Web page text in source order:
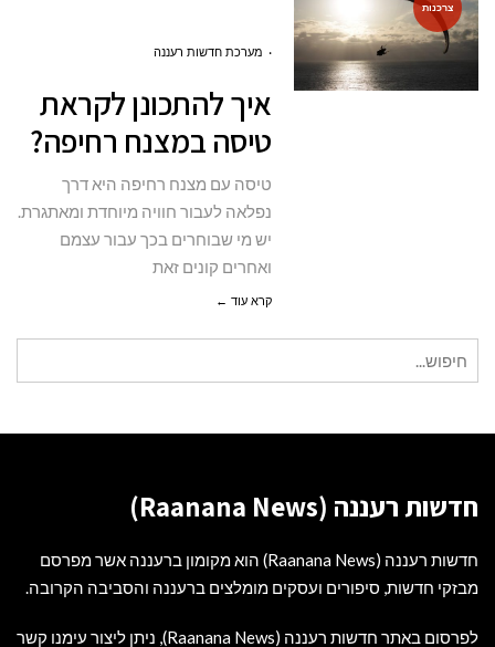
צרכנות
טיסה
במצנח
מערכת חדשות רעננה
איך להתכונן לקראת
טיסה במצנח רחיפה?
טיסה עם מצנח רחיפה היא דרך
נפלאה לעבור חוויה מיוחדת ומאתגרת.
יש מי שבוחרים בכך עבור עצמם
ואחרים קונים זאת
קרא עוד ←
עבור:
חדשות רעננה (Raanana News)
חדשות רעננה (Raanana News) הוא מקומון ברעננה אשר מפרסם
מבזקי חדשות, סיפורים ועסקים מומלצים ברעננה והסביבה הקרובה.
לפרסום באתר חדשות רעננה (Raanana News), ניתן ליצור עימנו קשר